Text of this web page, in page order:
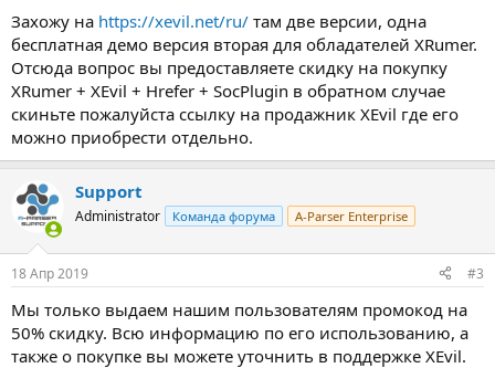
Захожу на https://xevil.net/ru/ там две версии, одна
бесплатная демо версия вторая для обладателей XRumer.
Отсюда вопрос вы предоставляете скидку на покупку
XRumer + XEvil + Hrefer + SocPlugin в обратном случае
скиньте пожалуйста ссылку на продажник XEvil где его
можно приобрести отдельно.
Support
Administrator Команда форума A-Parser Enterprise
18 Апр 2019 #3
Мы только выдаем нашим пользователям промокод на
50% скидку. Всю информацию по его использованию, а
также о покупке вы можете уточнить в поддержке XEvil.